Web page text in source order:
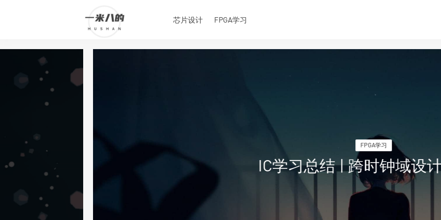
芯片设计 FPGA学习
IC学习总结 | 跨时钟域设计（一